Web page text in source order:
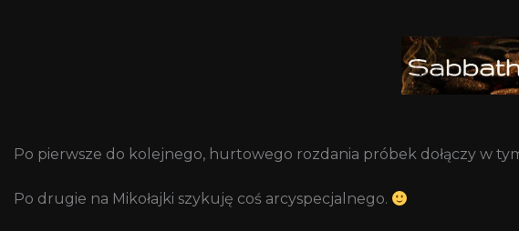
Po pierwsze do kolejnego, hurtowego rozdania próbek dołączy w
Po drugie na Mikołajki szykuję coś arcyspecjalnego.